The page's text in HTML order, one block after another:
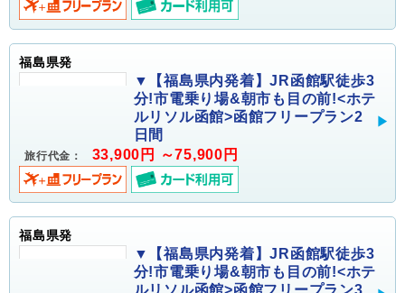
福島県発
▼【福島県内発着】JR函館駅徒歩3
分!市電乗り場&朝市も目の前!<ホテ
ルリソル函館>函館フリープラン2
日間
旅行代金： 33,900円 ～75,900円
福島県発
▼【福島県内発着】JR函館駅徒歩3
分!市電乗り場&朝市も目の前!<ホテ